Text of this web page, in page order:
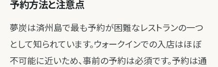
予約方法と注意点
夢炭は済州島で最も予約が困難なレストランの一つ
として知られています。ウォークインでの入店はほぼ
不可能に近いため、事前の予約は必須です。予約は通